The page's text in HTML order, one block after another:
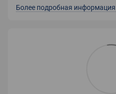
Более подробная информация